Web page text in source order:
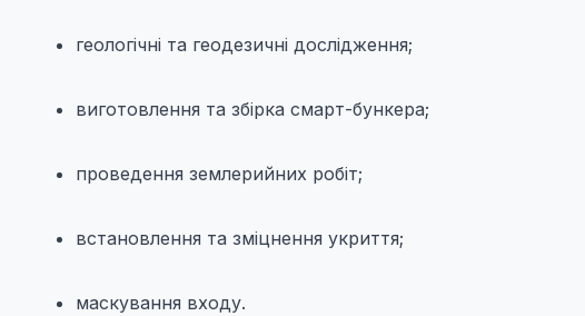
геологічні та геодезичні дослідження;
виготовлення та збірка смарт-бункера;
проведення землерийних робіт;
встановлення та зміцнення укриття;
маскування входу.